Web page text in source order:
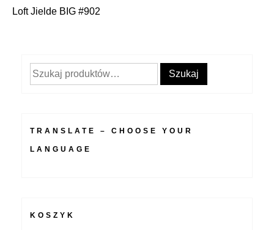
wpisu
Loft Jielde BIG #902
Szukaj: Szukaj
TRANSLATE – CHOOSE YOUR
LANGUAGE
KOSZYK